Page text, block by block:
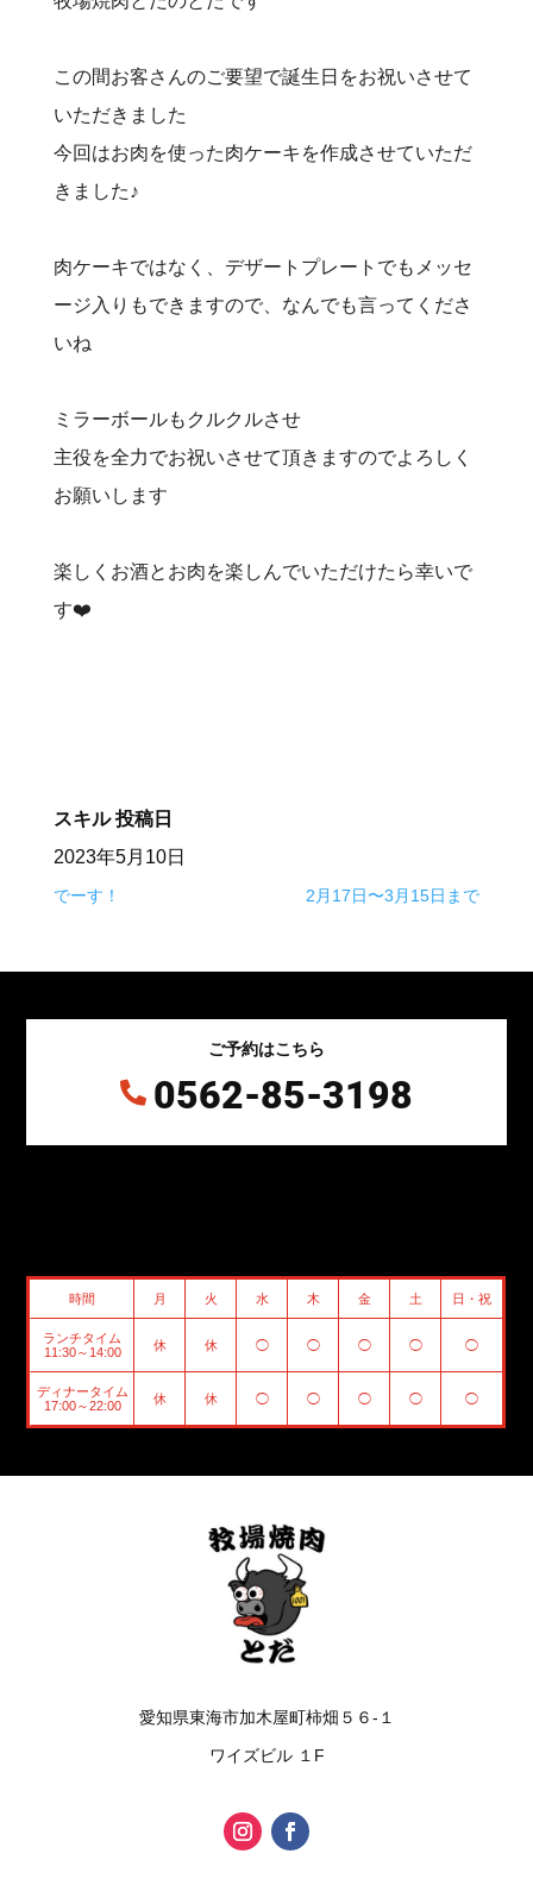
この間お客さんのご要望で誕生日をお祝いさせて
いただきました
今回はお肉を使った肉ケーキを作成させていただ
きました♪
肉ケーキではなく、デザートプレートでもメッセ
ージ入りもできますので、なんでも言ってくださ
いね
ミラーボールもクルクルさせ
主役を全力でお祝いさせて頂きますのでよろしく
お願いします
楽しくお酒とお肉を楽しんでいただけたら幸いで
す❤️
スキル 投稿日
2023年5月10日
でーす！ 2月17日〜3月15日まで
ご予約はこちら
 0562-85-3198
時間 月 火 水 木 金 土 日・祝
ランチタイム
11:30～14:00
休 休 ◯ ◯ ◯ ◯ ◯
ディナータイム
17:00～22:00
休 休 ◯ ◯ ◯ ◯ ◯
愛知県東海市加木屋町柿畑５６-１
ワイズビル １F